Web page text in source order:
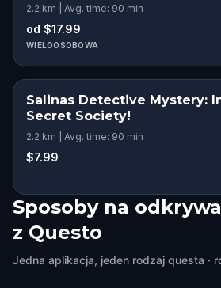
2.2 km | Avg. time: 90 min
od $17.99
WIELOOSOBOWA
Salinas Detective Mystery:
Secret Society!
2.2 km | Avg. time: 90 min
$7.99
Sposoby na
z Questo
Jedna aplikacja, jeden rodzaj questa ·